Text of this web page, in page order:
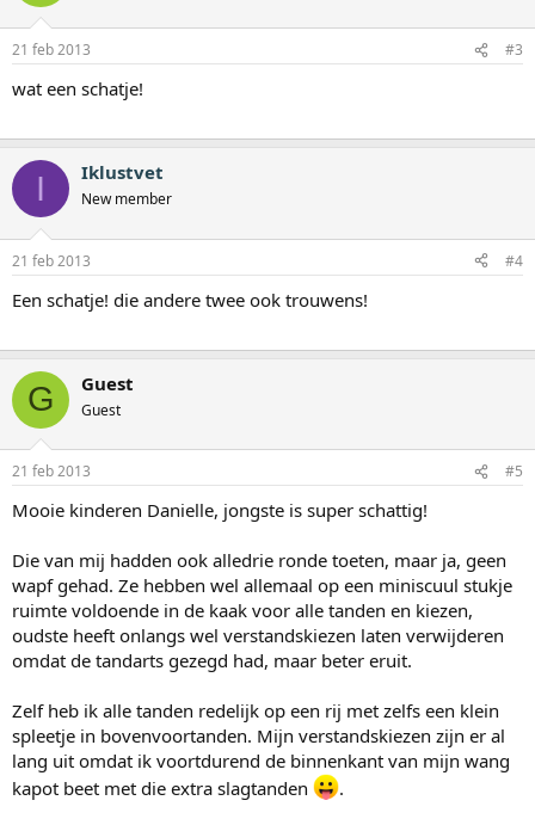
21 feb 2013 #3
wat een schatje!
I Iklustvet
New member
21 feb 2013 #4
Een schatje! die andere twee ook trouwens!
G Guest
Guest
21 feb 2013 #5
Mooie kinderen Danielle, jongste is super schattig!
Die van mij hadden ook alledrie ronde toeten, maar ja, geen
wapf gehad. Ze hebben wel allemaal op een miniscuul stukje
ruimte voldoende in de kaak voor alle tanden en kiezen,
oudste heeft onlangs wel verstandskiezen laten verwijderen
omdat de tandarts gezegd had, maar beter eruit.
Zelf heb ik alle tanden redelijk op een rij met zelfs een klein
spleetje in bovenvoortanden. Mijn verstandskiezen zijn er al
lang uit omdat ik voortdurend de binnenkant van mijn wang
kapot beet met die extra slagtanden
.